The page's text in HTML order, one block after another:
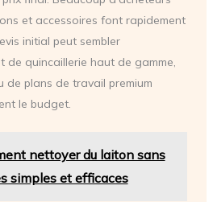
et accessoires font rapidement
initial peut sembler
de quincaillerie haut de gamme,
de plans de travail premium
le budget.
nettoyer du laiton sans
simples et efficaces